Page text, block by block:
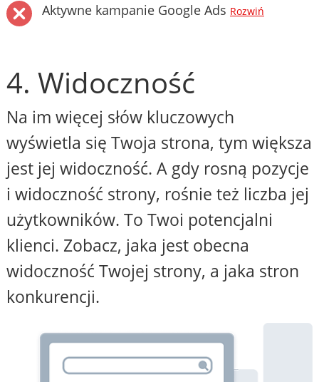
Aktywne kampanie Google Ads Rozwiń
4. Widoczność
Na im więcej słów kluczowych
wyświetla się Twoja strona, tym większa
jest jej widoczność. A gdy rosną pozycje
i widoczność strony, rośnie też liczba jej
użytkowników. To Twoi potencjalni
klienci. Zobacz, jaka jest obecna
widoczność Twojej strony, a jaka stron
konkurencji.